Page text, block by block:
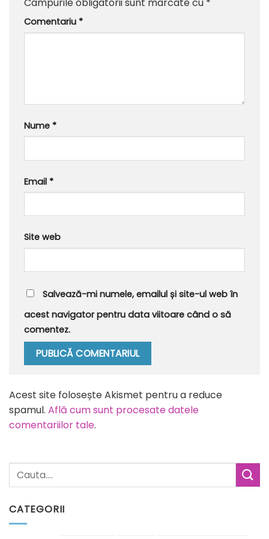
CATEGORII
Comentariu *
Nume *
Email *
Site web
Salvează-mi numele, emailul și site-ul web în
acest navigator pentru data viitoare când o să
comentez.
Acest site folosește Akismet pentru a reduce
spamul. Află cum sunt procesate datele
comentariilor tale.